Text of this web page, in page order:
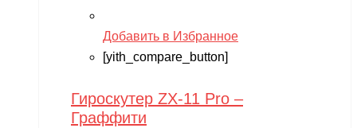
Добавить в Избранное
[yith_compare_button]
Гироскутер ZX-11 Pro –
Граффити